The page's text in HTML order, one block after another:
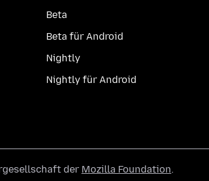
Beta
Beta für Android
Nightly
Nightly für Android
der Mozilla Foundation.